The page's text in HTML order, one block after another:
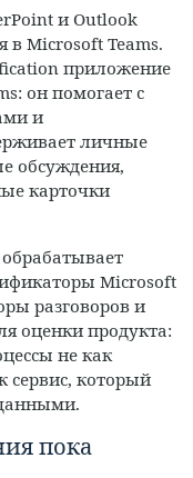
и Outlook
в Microsoft Teams.
приложение
он помогает с
и
личные
обсуждения,
карточки
Microsoft
разговоров и
оценки продукта:
не как
сервис, который
пока